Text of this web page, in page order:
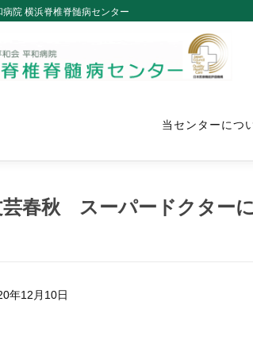
病院 横浜脊椎脊髄病センター
当センターにつ
芸春秋 スーパードクター
年12月10日